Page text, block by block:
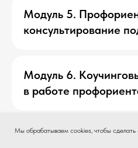
Модуль 5.
консультирование
Модуль 6.
в работе
Модуль 7. Учебные
Мы обрабатываем cookies, чтобы сделать